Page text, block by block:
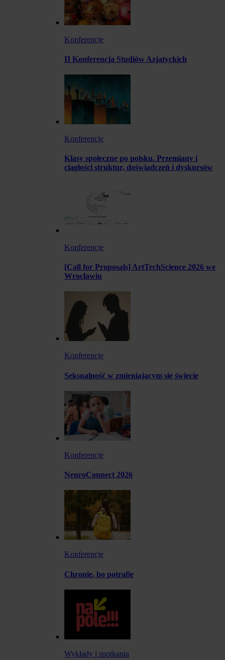
Konferencje
II Konferencja Studiów Azjatyckich
Konferencje
Klasy społeczne po polsku. Przemiany i
ciągłości struktur, doświadczeń i dyskursów
Konferencje
[Call for Proposals] ArtTechScience 2026 we
Wrocławiu
Konferencje
Seksualność w zmieniającym się świecie
Konferencje
NeuroConnect 2026
Konferencje
Chronię, bo potrafię
Wykłady i spotkania